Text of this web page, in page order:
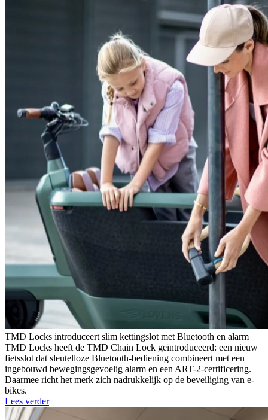
TMD Locks introduceert slim kettingslot met Bluetooth en alarm
TMD Locks heeft de TMD Chain Lock geïntroduceerd: een nieuw
fietsslot dat sleutelloze Bluetooth-bediening combineert met een
ingebouwd bewegingsgevoelig alarm en een ART-2-certificering.
Daarmee richt het merk zich nadrukkelijk op de beveiliging van e-
bikes.
Lees verder